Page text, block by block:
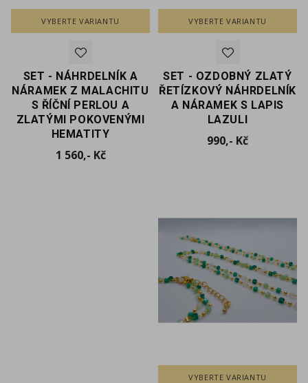
VYBERTE VARIANTU
SET - NÁHRDELNÍK A
NÁRAMEK Z MALACHITU
S ŘÍČNÍ PERLOU A
ZLATÝMI POKOVENÝMI
HEMATITY
1 560,- KčCena
VYBERTE VARIANTU
SET - OZDOBNÝ ZLATÝ
ŘETÍZKOVÝ NÁHRDELNÍK
A NÁRAMEK S LAPIS
LAZULI
990,- KčCena
VYBERTE VARIANTU